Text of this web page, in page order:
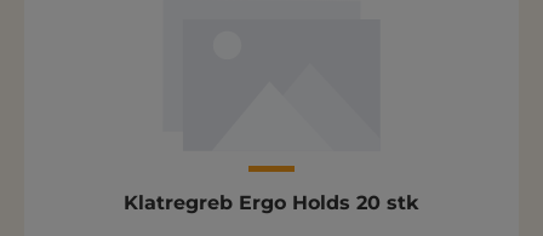
Klatregreb Ergo Holds 20 stk